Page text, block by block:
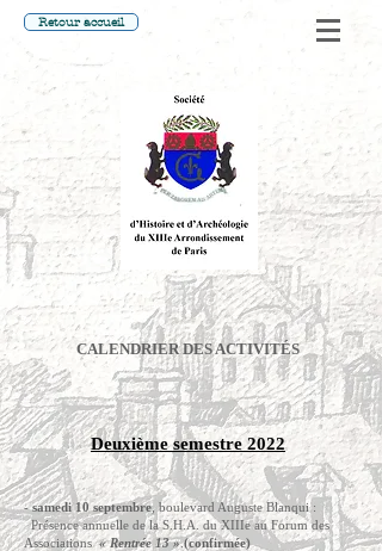
Retour accueil
CALENDRIER DES ACTIVITÉS
Deuxième semestre 2022
-samedi 10 septembre, boulevard Auguste Blanqui :
Présence annuelle de la S.H.A. du XIIIe au Forum des
Associations« Rentrée 13 ».(confirmée)